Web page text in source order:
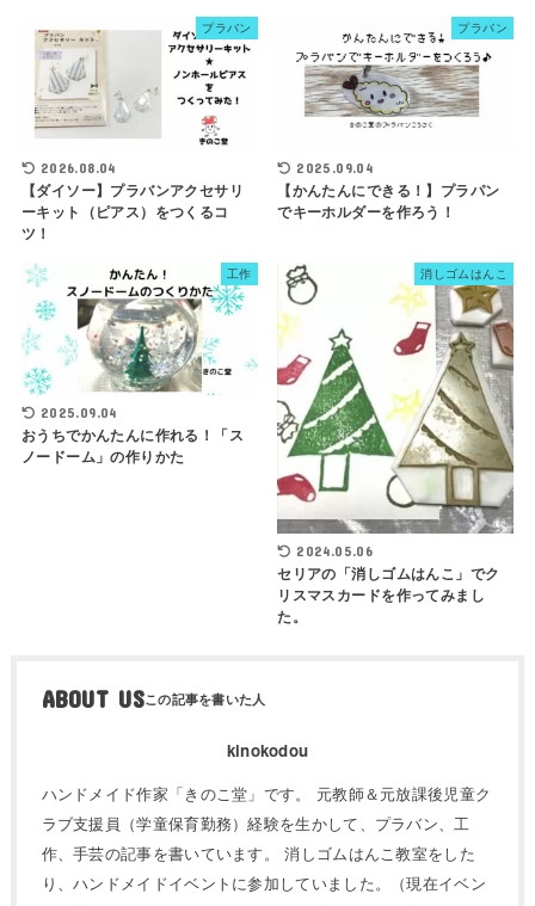
プラバン
2026.08.04
【ダイソー】プラバンアクセサリ
ーキット（ピアス）をつくるコ
ツ！
プラバン
2025.09.04
【かんたんにできる！】プラパン
でキーホルダーを作ろう！
工作
2025.09.04
おうちでかんたんに作れる！「ス
ノードーム」の作りかた
消しゴムはんこ
2024.05.06
セリアの「消しゴムはんこ」でク
リスマスカードを作ってみまし
た。
ABOUT US
kinokodou
ハンドメイド作家「きのこ堂」です。 元教師＆元放課後児童ク
ラブ支援員（学童保育勤務）経験を生かして、プラバン、工
作、手芸の記事を書いています。 消しゴムはんこ教室をした
り、ハンドメイドイベントに参加していました。（現在イベン